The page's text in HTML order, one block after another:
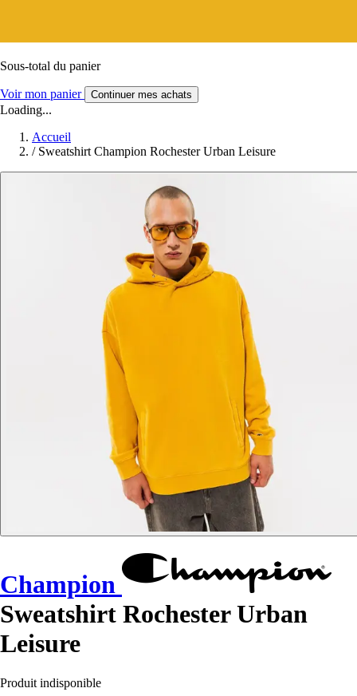
Sous-total du panier
Voir mon panier Continuer mes achats
Loading...
Accueil
/ Sweatshirt Champion Rochester Urban Leisure
Champion
Sweatshirt Rochester Urban
Leisure
Produit indisponible